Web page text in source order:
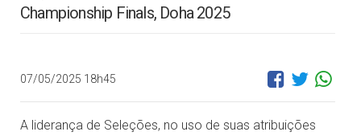
Championship Finals, Doha 2025
07/05/2025 18h45
A liderança de Seleções, no uso de suas atribuições